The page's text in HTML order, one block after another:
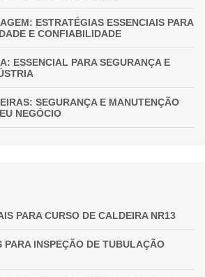
ESTRATÉGIAS ESSENCIAIS PARA
E CONFIABILIDADE
ESSENCIAL PARA SEGURANÇA E
SEGURANÇA E MANUTENÇÃO
NEGÓCIO
DE VASOS DE PRESSÃO:
E CONFORMIDADE
SEGURANÇA E
EQUIPAMENTOS INDUSTRIAIS
PARA CURSO DE CALDEIRA NR13
PARA INSPEÇÃO DE TUBULAÇÃO